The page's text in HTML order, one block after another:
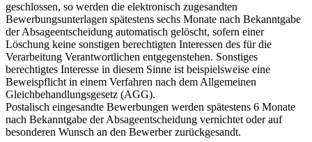
geschlossen, so werden die elektronisch zugesandten
Bewerbungsunterlagen spätestens sechs Monate nach Bekanntgabe
der Absageentscheidung automatisch gelöscht, sofern einer
Löschung keine sonstigen berechtigten Interessen des für die
Verarbeitung Verantwortlichen entgegenstehen. Sonstiges
berechtigtes Interesse in diesem Sinne ist beispielsweise eine
Beweispflicht in einem Verfahren nach dem Allgemeinen
Gleichbehandlungsgesetz (AGG).
Postalisch eingesandte Bewerbungen werden spätestens 6 Monate
nach Bekanntgabe der Absageentscheidung vernichtet oder auf
besonderen Wunsch an den Bewerber zurückgesandt.